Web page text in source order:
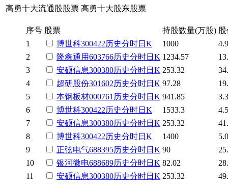
高勇十大流通股股票 高勇十大股东股票
序号 股票 持股数量(万股)
1
博世科300422历史分时日K 1000
2
隆鑫通用603766历史分时日K 1234.57
3
安硕信息300380历史分时日K 253.32
4
超研股份301602历史分时日K 97.28
5
本钢板材000761 历史分时日K 941.85
6
博世科300422历史分时日K 1533.3
7
安硕信息300380历史分时日K 253.32
8
博世科300422历史分时日K 1400
9
正弦电气688395历史分时日K 90
10
银河微电688689历史分时日K 82.02
11
安硕信息300380历史分时日K 253.32